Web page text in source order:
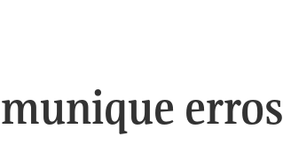
erros